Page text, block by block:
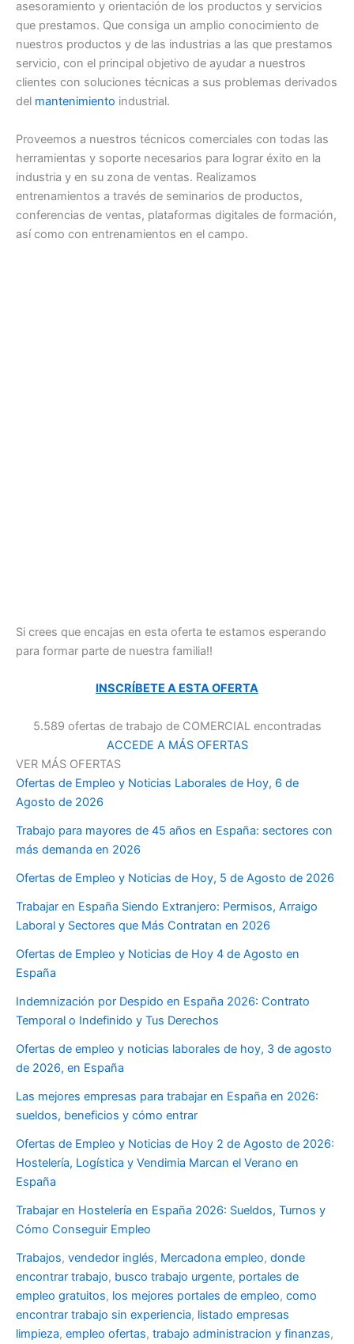
asesoramiento y orientación de los productos y servicios
que prestamos. Que consiga un amplio conocimiento de
nuestros productos y de las industrias a las que prestamos
servicio, con el principal objetivo de ayudar a nuestros
clientes con soluciones técnicas a sus problemas derivados
del mantenimiento industrial.
Proveemos a nuestros técnicos comerciales con todas las
herramientas y soporte necesarios para lograr éxito en la
industria y en su zona de ventas. Realizamos
entrenamientos a través de seminarios de productos,
conferencias de ventas, plataformas digitales de formación,
así como con entrenamientos en el campo.
Si crees que encajas en esta oferta te estamos esperando
para formar parte de nuestra familia!!
INSCRÍBETE A ESTA OFERTA
5.589 ofertas de trabajo de COMERCIAL encontradas
ACCEDE A MÁS OFERTAS
VER MÁS OFERTAS
Ofertas de Empleo y Noticias Laborales de Hoy, 6 de
Agosto de 2026
Trabajo para mayores de 45 años en España: sectores con
más demanda en 2026
Ofertas de Empleo y Noticias de Hoy, 5 de Agosto de 2026
Trabajar en España Siendo Extranjero: Permisos, Arraigo
Laboral y Sectores que Más Contratan en 2026
Ofertas de Empleo y Noticias de Hoy 4 de Agosto en
España
Indemnización por Despido en España 2026: Contrato
Temporal o Indefinido y Tus Derechos
Ofertas de empleo y noticias laborales de hoy, 3 de agosto
de 2026, en España
Las mejores empresas para trabajar en España en 2026:
sueldos, beneficios y cómo entrar
Ofertas de Empleo y Noticias de Hoy 2 de Agosto de 2026:
Hostelería, Logística y Vendimia Marcan el Verano en
España
Trabajar en Hostelería en España 2026: Sueldos, Turnos y
Cómo Conseguir Empleo
Trabajos, vendedor inglés, Mercadona empleo, donde
encontrar trabajo, busco trabajo urgente, portales de
empleo gratuitos, los mejores portales de empleo, como
encontrar trabajo sin experiencia, listado empresas
limpieza, empleo ofertas, trabajo administracion y finanzas,